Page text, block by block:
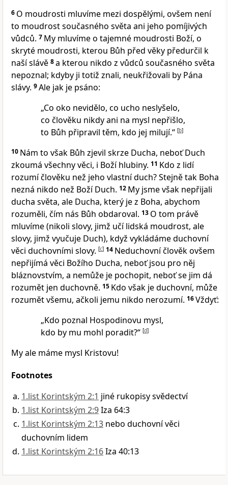
6 O moudrosti mluvíme mezi dospělými, ovšem není
to moudrost současného světa ani jeho pomíjivých
vůdců. 7 My mluvíme o tajemné moudrosti Boží, o
skryté moudrosti, kterou Bůh před věky předurčil k
naší slávě 8a kterou nikdo z vůdců současného světa
nepoznal; kdyby ji totiž znali, neukřižovali by Pána
slávy. 9Ale jak je psáno:
„Co oko nevidělo, co ucho neslyšelo,
co člověku nikdy ani na mysl nepřišlo,
to Bůh připravil těm, kdo jej milují.“ [b]
10 Nám to však Bůh zjevil skrze Ducha, neboť Duch
zkoumá všechny věci, i Boží hlubiny. 11 Kdo z lidí
rozumí člověku než jeho vlastní duch? Stejně tak Boha
nezná nikdo než Boží Duch. 12 My jsme však nepřijali
ducha světa, ale Ducha, který je z Boha, abychom
rozuměli, čím nás Bůh obdaroval. 13 O tom právě
mluvíme (nikoli slovy, jimž učí lidská moudrost, ale
slovy, jimž vyučuje Duch), když vykládáme duchovní
věci duchovními slovy. [c] 14 Neduchovní člověk ovšem
nepřijímá věci Božího Ducha, neboť jsou pro něj
bláznovstvím, a nemůže je pochopit, neboť se jim dá
rozumět jen duchovně. 15 Kdo však je duchovní, může
rozumět všemu, ačkoli jemu nikdo nerozumí. 16Vždyť:
„Kdo poznal Hospodinovu mysl,
kdo by mu mohl poradit?“ [d]
My ale máme mysl Kristovu!
Footnotes
1.list Korintským 2:1 jiné rukopisy svědectví
1.list Korintským 2:9Iza 64:3
1.list Korintským 2:13 nebo duchovní věci
duchovním lidem
1.list Korintským 2:16Iza 40:13